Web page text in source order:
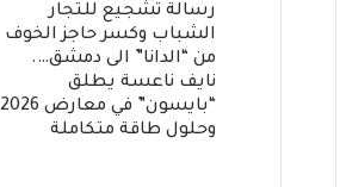
رسالة تشجيع للتجار
الشباب وكسر حاجز الخوف
من “الدانا” الى دمشق….
نايف ناعسة يطلق
“بايسون” في معارض 2026
وحلول طاقة متكاملة